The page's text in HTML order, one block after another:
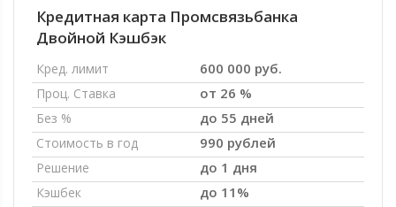
Кредитная карта Промсвязьбанка
Двойной Кэшбэк
Кред. лимит 600 000 руб.
Проц. Ставка от 26 %
Без % до 55 дней
Стоимость в год 990 рублей
Решение до 1 дня
Кэшбек до 11%